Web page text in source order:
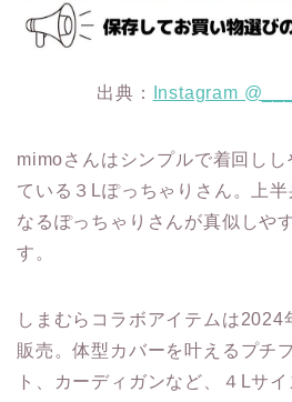
出典： Instagram
mimoさんはシンプルで着回し
ている３Lぽっちゃりさん。上
なるぽっちゃりさんが真似しや
す。
しまむらコラボアイテムは
販売。体型カバーを叶えるプチ
ト、カーディガンなど、４Lサ